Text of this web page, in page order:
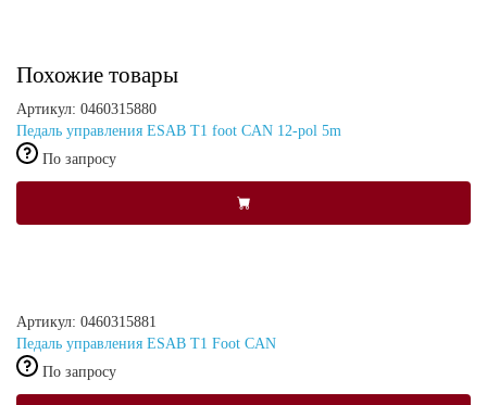
Похожие товары
Артикул: 0460315880
Педаль управления ESAB T1 foot CAN 12-pol 5m
По запросу
Артикул: 0460315881
Педаль управления ESAB T1 Foot СAN
По запросу